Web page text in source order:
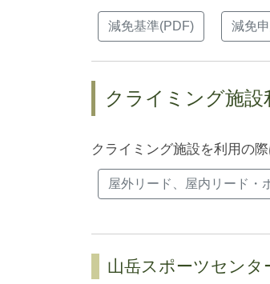
減免基準(PDF) 減免
クライミング施設
クライミング施設を利用の
屋外リード、屋内リード・
山岳スポーツセンタ